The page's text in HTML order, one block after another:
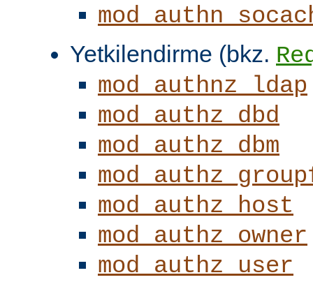
Yetkilendirme (bkz.
mod_authnz_ldap
mod_authz_dbd
mod_authz_dbm
mod_authz_host
mod_authz_owner
mod_authz_user